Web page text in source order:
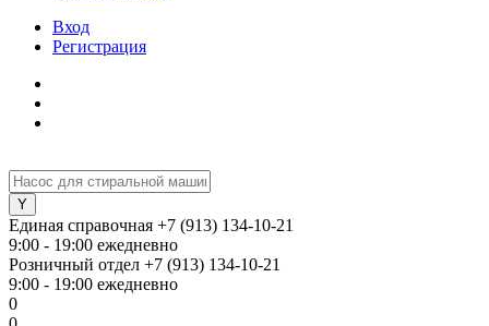
Вход
Регистрация
Единая справочная +7 (913) 134-10-21
9:00 - 19:00 ежедневно
Розничный отдел +7 (913) 134-10-21
9:00 - 19:00 ежедневно
0